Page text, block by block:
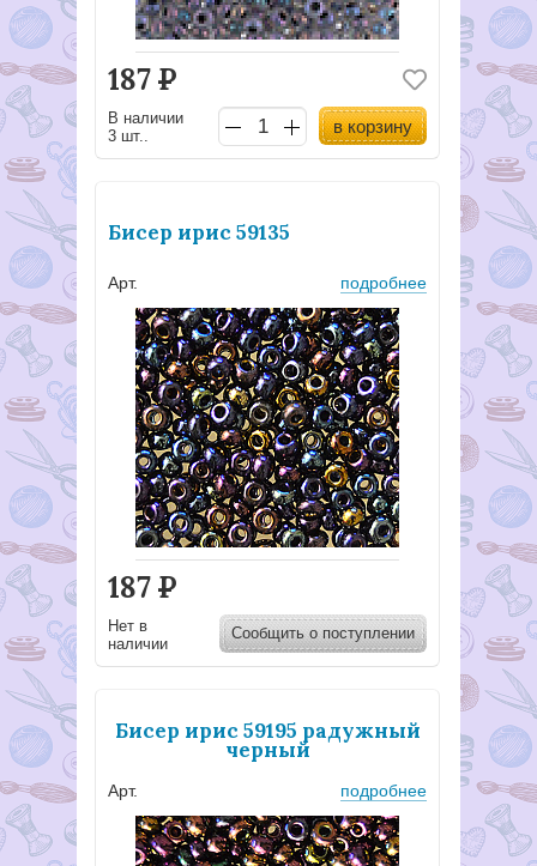
187Р
В наличии
3 шт..
в корзину
Бисер ирис 59135
Арт. подробнее
187Р
Нет в
наличии
Сообщить о поступлении
Бисер ирис 59195 радужный
черный
Арт. подробнее